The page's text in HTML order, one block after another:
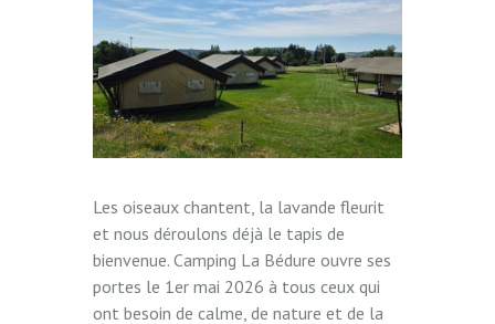
Les oiseaux chantent, la lavande fleurit
et nous déroulons déjà le tapis de
bienvenue. Camping La Bédure ouvre ses
portes le 1er mai 2026 à tous ceux qui
ont besoin de calme, de nature et de la